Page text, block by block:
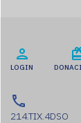
LOGIN
214.TIX.4DSO